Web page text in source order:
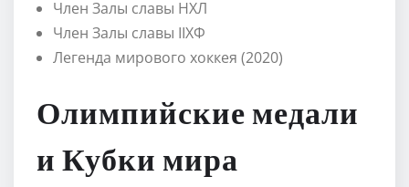
Член Залы славы НХЛ
Член Залы славы IIХФ
Легенда мирового хоккея (2020)
Олимпийские медали
и Кубки мира